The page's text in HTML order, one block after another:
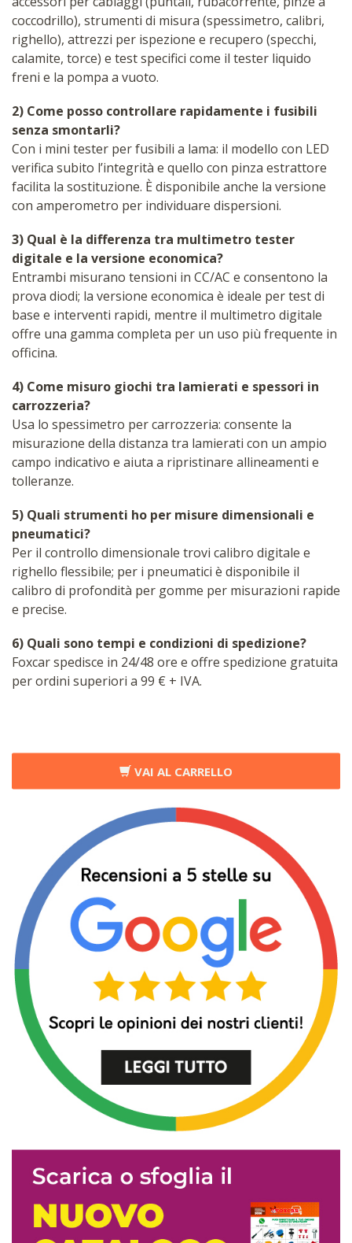
VAI AL CARRELLO
coccodrillo), strumenti di misura (spessimetro, calibri,
righello), attrezzi per ispezione e recupero (specchi,
calamite, torce) e test specifici come il tester liquido
freni e la pompa a vuoto.
2) Come posso controllare rapidamente i fusibili
senza smontarli?
Con i mini tester per fusibili a lama: il modello con LED
verifica subito l’integrità e quello con pinza estrattore
facilita la sostituzione. È disponibile anche la versione
con amperometro per individuare dispersioni.
3) Qual è la differenza tra multimetro tester
digitale e la versione economica?
Entrambi misurano tensioni in CC/AC e consentono la
prova diodi; la versione economica è ideale per test di
base e interventi rapidi, mentre il multimetro digitale
offre una gamma completa per un uso più frequente in
officina.
4) Come misuro giochi tra lamierati e spessori in
carrozzeria?
Usa lo spessimetro per carrozzeria: consente la
misurazione della distanza tra lamierati con un ampio
campo indicativo e aiuta a ripristinare allineamenti e
tolleranze.
5) Quali strumenti ho per misure dimensionali e
pneumatici?
Per il controllo dimensionale trovi calibro digitale e
righello flessibile; per i pneumatici è disponibile il
calibro di profondità per gomme per misurazioni rapide
e precise.
6) Quali sono tempi e condizioni di spedizione?
Foxcar spedisce in 24/48 ore e offre spedizione gratuita
per ordini superiori a 99 € + IVA.